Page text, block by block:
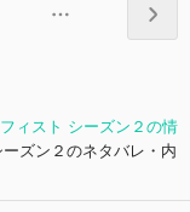
ィスト シーズン２の情
ズン２のネタバレ・内